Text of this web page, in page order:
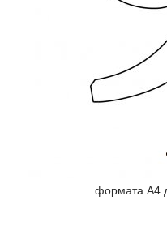
формата А4